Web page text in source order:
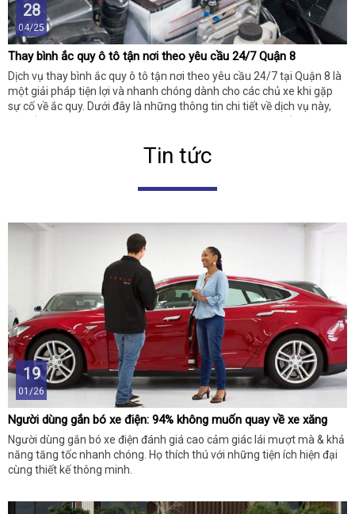
28
04/25
Thay bình ắc quy ô tô tận nơi theo yêu cầu 24/7 Quận 8
Dịch vụ thay bình ắc quy ô tô tận nơi theo yêu cầu 24/7 tại Quận 8 là
một giải pháp tiện lợi và nhanh chóng dành cho các chủ xe khi gặp
sự cố về ắc quy. Dưới đây là những thông tin chi tiết về dịch vụ này,
Tin tức
19
01/26
Người dùng gắn bó xe điện: 94% không muốn quay về xe xăng
Người dùng gắn bó xe điện đánh giá cao cảm giác lái mượt mà & khả
năng tăng tốc nhanh chóng. Họ thích thú với những tiện ích hiện đại
cùng thiết kế thông minh.